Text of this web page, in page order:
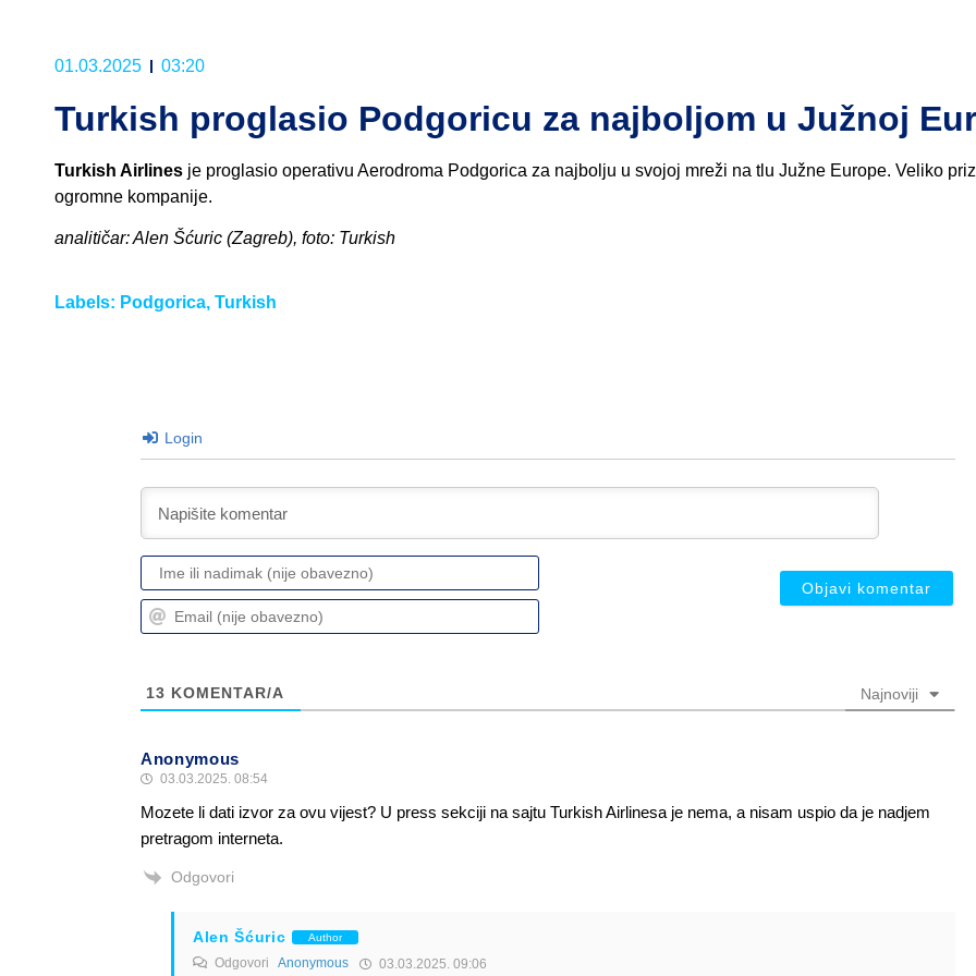
01.03.2025 03:20
Turkish proglasio Podgoricu za najboljom u Južnoj
Turkish Airlines je proglasio operativu Aerodroma Podgorica za najbolju u svojoj mreži na tlu Južne Europe. Veliko
ogromne kompanije.
analitičar: Alen Šćuric (Zagreb), foto: Turkish
Labels: Podgorica, Turkish
Login
Ime
ili
nadimak
Email
(nije
13 KOMENTAR/A Najnoviji
Anonymous
03.03.2025. 08:54
Mozete li dati izvor za ovu vijest? U press sekciji na sajtu Turkish Airlinesa je nema, a nisam uspio da je nadjem
pretragom interneta.
Odgovori
Alen Šćuric Author
Odgovori Anonymous 03.03.2025. 09:06